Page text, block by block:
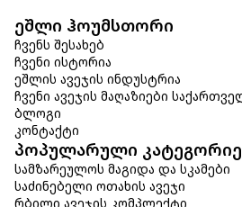
ეშლი ჰოუმსთორი
ჩვენს შესახებ
ჩვენი ისტორია
ეშლის ავეჯის ინდუსტრია
ჩვენი ავეჯის მაღაზიები
ბლოგი
კონტაქტი
პოპულარული
სამზარეულოს მაგიდა და სკამები
საძინებელი ოთახის ავეჯი
რბილი ავეჯის კომპლექტი